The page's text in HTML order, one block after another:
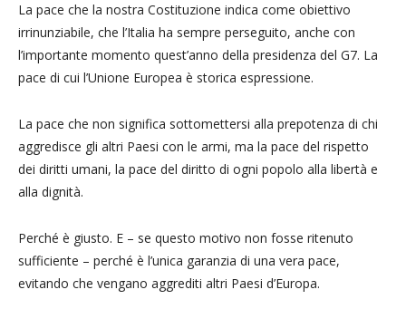
La pace che la nostra Costituzione indica come obiettivo
irrinunziabile, che l’Italia ha sempre perseguito, anche con
l’importante momento quest’anno della presidenza del G7. La
pace di cui l’Unione Europea è storica espressione.
La pace che non significa sottomettersi alla prepotenza di chi
aggredisce gli altri Paesi con le armi, ma la pace del rispetto
dei diritti umani, la pace del diritto di ogni popolo alla libertà e
alla dignità.
Perché è giusto. E – se questo motivo non fosse ritenuto
sufficiente – perché è l’unica garanzia di una vera pace,
evitando che vengano aggrediti altri Paesi d’Europa.